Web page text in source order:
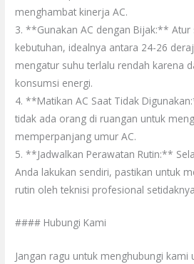
menghambat kinerja AC.
3. **Gunakan AC dengan Bijak:** Atur
kebutuhan, idealnya antara 24-26
mengatur suhu terlalu rendah karena
konsumsi energi.
4. **Matikan AC Saat Tidak
tidak ada orang di ruangan untuk
memperpanjang umur AC.
5. **Jadwalkan Perawatan Rutin:**
Anda lakukan sendiri, pastikan untuk
rutin oleh teknisi profesional
#### Hubungi Kami
Jangan ragu untuk menghubungi kami